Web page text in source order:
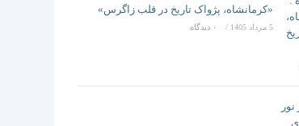
«کرمانشاه، پژواک تاریخ در قلب زاگرس»
5 مرداد 1405 / ۰ دیدگاه